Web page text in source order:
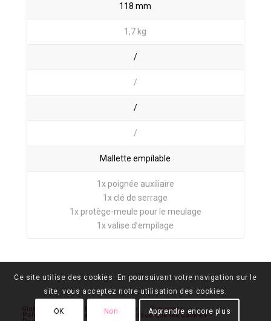
118 mm
1,7 kg
/
/
/
/
Mallette empilable
1x poignée auxiliaire
1x clé de serrage
1x protège-meule pour le meulage
1x valise d’empilage
Global (anglais) Brésil Russie Empreinte
Politique de confidentialité Qu’est-ce que les cookies ?
Ce site utilise des cookies. En poursuivant votre navigation sur le
site, vous acceptez notre utilisation des cookies.
OK Non Apprendre encore plus